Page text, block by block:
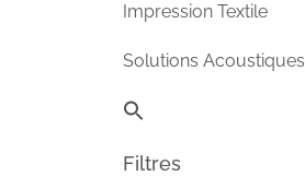
Impression Textile
Solutions Acoustiques
Filtres